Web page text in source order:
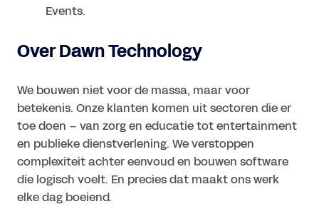
Events.
Over Dawn Technology
We bouwen niet voor de massa, maar voor
betekenis. Onze klanten komen uit sectoren die er
toe doen – van zorg en educatie tot entertainment
en publieke dienstverlening. We verstoppen
complexiteit achter eenvoud en bouwen software
die logisch voelt. En precies dat maakt ons werk
elke dag boeiend.